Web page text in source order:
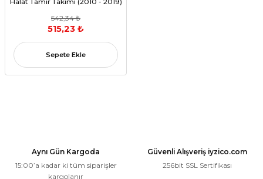
542,34 ₺
515,23 ₺
Sepete Ekle
Aynı Gün Kargoda
15:00’a kadar ki tüm siparişler
kargolanır
Güvenli Alışveriş iyzico.com
256bit SSL Sertifikası